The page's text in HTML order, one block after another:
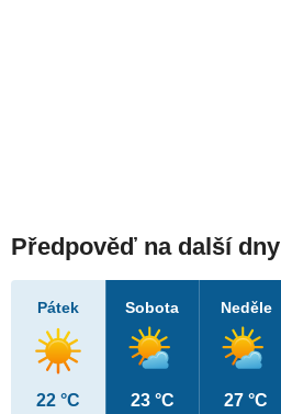
Předpověď na další dny
Pátek
22 °C
Sobota
23 °C
Neděle
27 °C